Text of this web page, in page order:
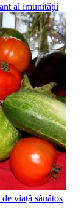
al imunităţii
viață sănătos